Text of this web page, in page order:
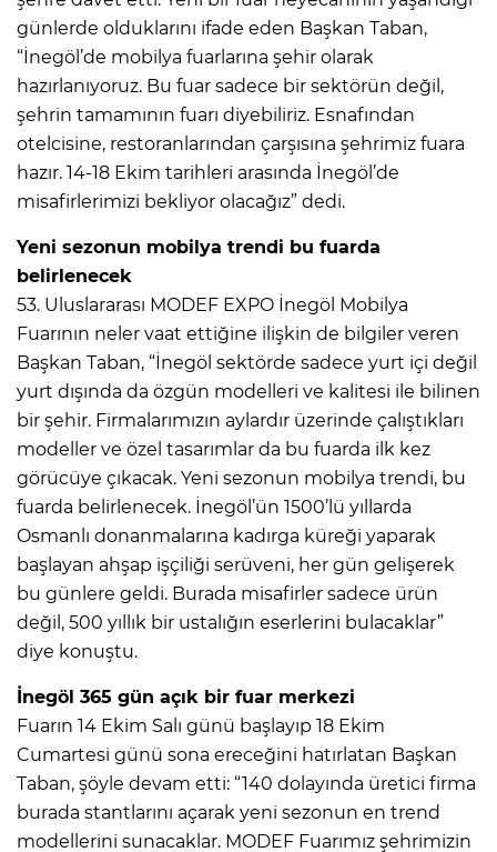
günlerde olduklarını ifade eden Başkan Taban,
“İnegöl’de mobilya fuarlarına şehir olarak
hazırlanıyoruz. Bu fuar sadece bir sektörün değil,
şehrin tamamının fuarı diyebiliriz. Esnafından
otelcisine, restoranlarından çarşısına şehrimiz fuara
hazır. 14-18 Ekim tarihleri arasında İnegöl’de
misafirlerimizi bekliyor olacağız” dedi.
Yeni sezonun mobilya trendi bu fuarda
belirlenecek
53. Uluslararası MODEF EXPO İnegöl Mobilya
Fuarının neler vaat ettiğine ilişkin de bilgiler veren
Başkan Taban, “İnegöl sektörde sadece yurt içi değil
yurt dışında da özgün modelleri ve kalitesi ile bilinen
bir şehir. Firmalarımızın aylardır üzerinde çalıştıkları
modeller ve özel tasarımlar da bu fuarda ilk kez
görücüye çıkacak. Yeni sezonun mobilya trendi, bu
fuarda belirlenecek. İnegöl’ün 1500’lü yıllarda
Osmanlı donanmalarına kadırga küreği yaparak
başlayan ahşap işçiliği serüveni, her gün gelişerek
bu günlere geldi. Burada misafirler sadece ürün
değil, 500 yıllık bir ustalığın eserlerini bulacaklar”
diye konuştu.
İnegöl 365 gün açık bir fuar merkezi
Fuarın 14 Ekim Salı günü başlayıp 18 Ekim
Cumartesi günü sona ereceğini hatırlatan Başkan
Taban, şöyle devam etti: “140 dolayında üretici firma
burada stantlarını açarak yeni sezonun en trend
modellerini sunacaklar. MODEF Fuarımız şehrimizin